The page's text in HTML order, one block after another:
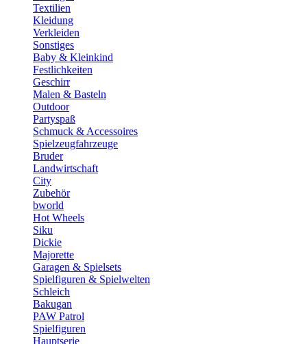
Textilien
Kleidung
Verkleiden
Sonstiges
Baby & Kleinkind
Festlichkeiten
Geschirr
Malen & Basteln
Outdoor
Partyspaß
Schmuck & Accessoires
Spielzeugfahrzeuge
Bruder
Landwirtschaft
City
Zubehör
bworld
Hot Wheels
Siku
Dickie
Majorette
Garagen & Spielsets
Spielfiguren & Spielwelten
Schleich
Bakugan
PAW Patrol
Spielfiguren
Hauptserie